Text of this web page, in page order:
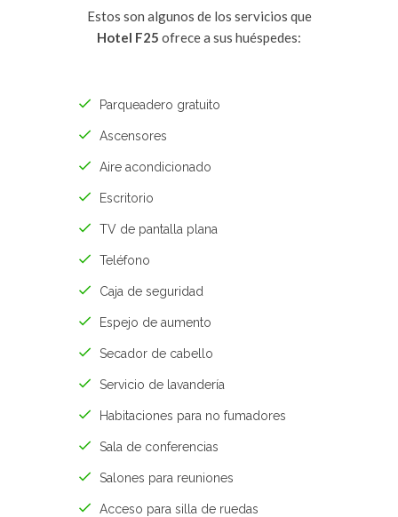
Estos son algunos de los servicios que
Hotel F25 ofrece a sus huéspedes:
Parqueadero gratuito
Ascensores
Aire acondicionado
Escritorio
TV de pantalla plana
Teléfono
Caja de seguridad
Espejo de aumento
Secador de cabello
Servicio de lavandería
Habitaciones para no fumadores
Sala de conferencias
Salones para reuniones
Acceso para silla de ruedas